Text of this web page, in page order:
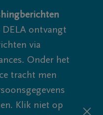
DELA ontvangt
via
Onder het
tracht men
Klik niet op